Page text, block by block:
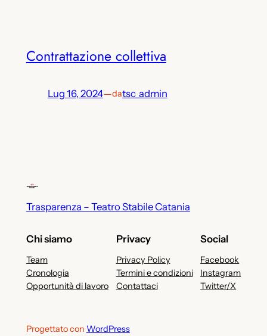
Contrattazione collettiva
Lug 16, 2024—datsc_admin
Trasparenza – Teatro Stabile Catania
Chi siamo
Team
Cronologia
Opportunità di lavoro
Privacy
Privacy Policy
Termini e condizioni
Contattaci
Social
Facebook
Instagram
Twitter/X
Progettato con WordPress